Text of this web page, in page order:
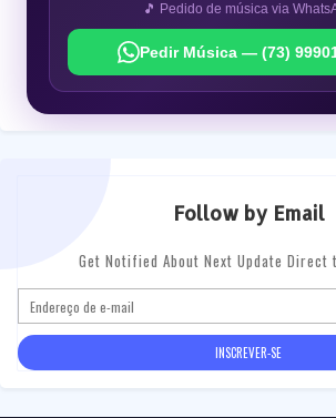
🎵 Pedido de música via
Pedir Música — (73)
Follow by Email
Get Notified About Next Update Direct